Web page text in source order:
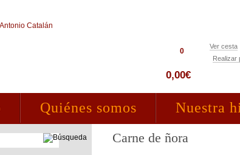
0,00€
0
Ver cesta
Realizar
Quiénes somos Nuestra
Carne de ñora